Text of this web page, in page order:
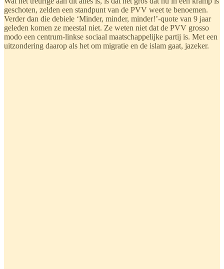
geschoten, zelden een standpunt van de PVV weet te benoemen.
Verder dan die debiele ‘Minder, minder, minder!’-quote van 9 jaar
geleden komen ze meestal niet. Ze weten niet dat de PVV grosso
modo een centrum-linkse sociaal maatschappelijke partij is. Met een
uitzondering daarop als het om migratie en de islam gaat, jazeker.